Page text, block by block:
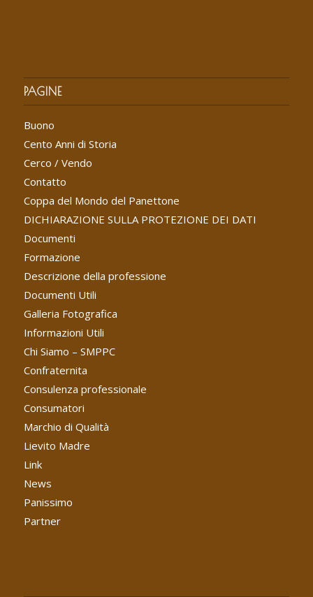
PAGINE
Buono
Cento Anni di Storia
Cerco / Vendo
Contatto
Coppa del Mondo del Panettone
DICHIARAZIONE SULLA PROTEZIONE DEI DATI
Documenti
Formazione
Descrizione della professione
Documenti Utili
Galleria Fotografica
Informazioni Utili
Chi Siamo – SMPPC
Confraternita
Consulenza professionale
Consumatori
Marchio di Qualità
Lievito Madre
Link
News
Panissimo
Partner